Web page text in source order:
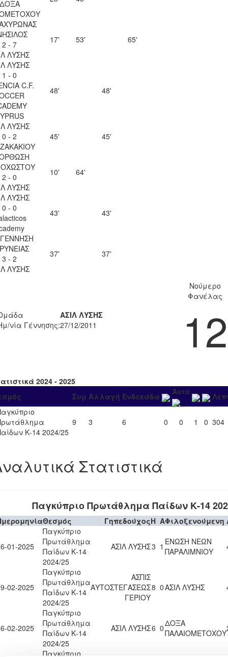
2 - 7
ΛΥΣΗΣ
17' 53' 65'
ΛΥΣΗΣ
1 - 0
C.F.
48' 48'
ΛΥΣΗΣ
0 - 2
45'
45'
2 - 0
ΛΥΣΗΣ
10' 64'
ΛΥΣΗΣ
0 - 0
43' 43'
3 - 2
ΛΥΣΗΣ
37' 37'
ΑΣΙΛ ΛΥΣΗΣ
νία Γέννησης:27/12/2011
Νούμερο
Φανέλας
12
2024 - 2025
Συμ Αλλαγή Ενδεκάδα Αυτο
Κ-14 2024/25
9 3 6 0 0 1 0 304
Στατιστικά
Παγκύπριο Πρωτάθλημα Παίδων Κ-14
Θεσμός ΓηπεδούχοςH AΦιλοξενούμενη
01-2025
Παγκύπριο
Πρωτάθλημα
Παίδων Κ-14
2024/25
ΑΣΙΛ ΛΥΣΗΣ3 1 ΕΝΩΣΗ ΝΕΩΝ
ΠΑΡΑΛΙΜΝΙΟΥ
02-2025
Παγκύπριο
Πρωτάθλημα
Παίδων Κ-14
2024/25
ΑΣΠΙΣ
ΑΥΤΟΣΤΕΓΑΣΕΩΣ
ΓΕΡΙΟΥ
8 0ΑΣΙΛ ΛΥΣΗΣ
02-2025
Παγκύπριο
Πρωτάθλημα
Παίδων Κ-14
2024/25
ΑΣΙΛ ΛΥΣΗΣ6 0ΔΟΞΑ
ΠΑΛΑΙΟΜΕΤΟΧΟΥ
Παγκύπριο